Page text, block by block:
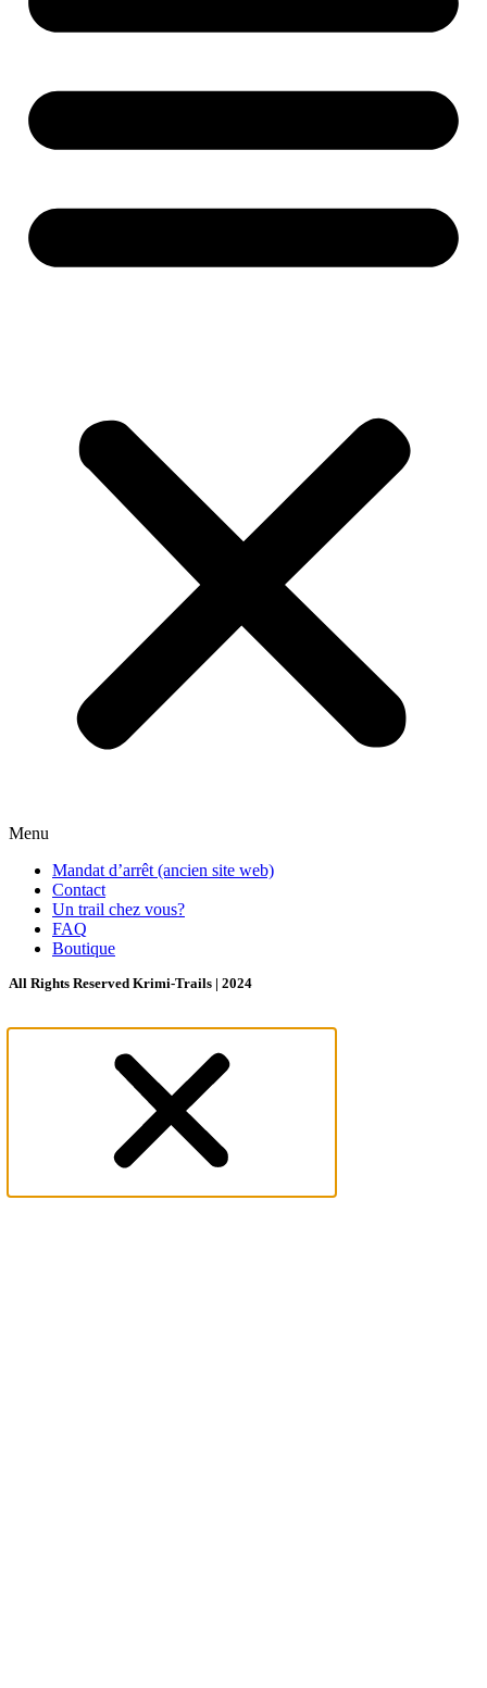
Menu
Mandat d’arrêt (ancien site web)
Contact
Un trail chez vous?
FAQ
Boutique
All Rights Reserved Krimi-Trails | 2024